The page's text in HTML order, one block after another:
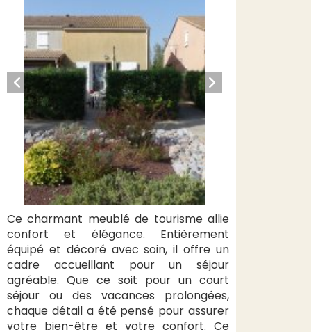
Ce charmant meublé de tourisme allie
confort et élégance. Entièrement
équipé et décoré avec soin, il offre un
cadre accueillant pour un séjour
agréable. Que ce soit pour un court
séjour ou des vacances prolongées,
chaque détail a été pensé pour assurer
votre bien-être et votre confort. Ce